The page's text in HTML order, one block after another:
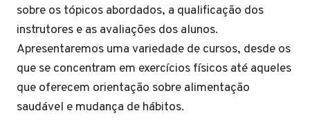
sobre os tópicos abordados, a qualificação dos
instrutores e as avaliações dos alunos.
Apresentaremos uma variedade de cursos, desde os
que se concentram em exercícios físicos até aqueles
que oferecem orientação sobre alimentação
saudável e mudança de hábitos.